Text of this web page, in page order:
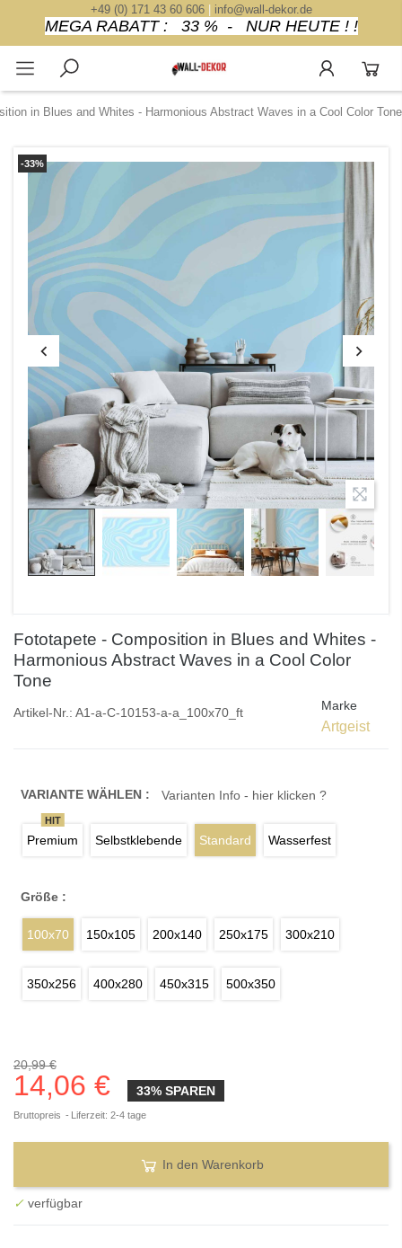
+49 (0) 171 43 60 606| info@wall-dekor.de
MEGA RABATT : 33 % - NUR HEUTE ! !
in Blues and Whites - Harmonious Abstract Waves in a Cool Color Tone
-33%
Fototapete - Composition in Blues and Whites -
Harmonious Abstract Waves in a Cool Color
Tone
Artikel-Nr.: A1-a-C-10153-a-a_100x70_ft Marke
Artgeist
VARIANTE WÄHLEN : Varianten Info - hier klicken ?
Premium
HIT
Selbstklebende Standard Wasserfest
Größe :
100x70 150x105 200x140 250x175 300x210
350x256 400x280 450x315 500x350
20,99 €
14,06 € 33% SPAREN
Bruttopreis Liferzeit: 2-4 tage
In den Warenkorb
✓ verfügbar